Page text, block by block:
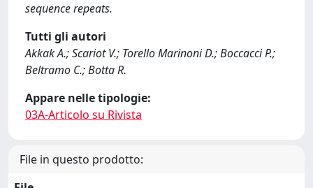
sequence repeats.
Tutti gli autori
Akkak A.; Scariot V.; Torello Marinoni D.; Boccacci P.;
Beltramo C.; Botta R.
Appare nelle tipologie:
03A-Articolo su Rivista
File in questo prodotto: